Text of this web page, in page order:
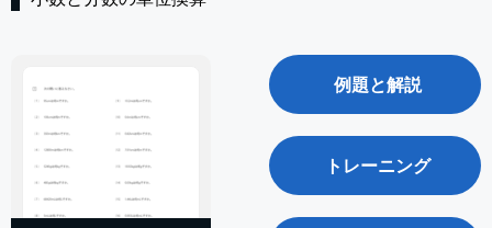
例題と解説
トレーニング